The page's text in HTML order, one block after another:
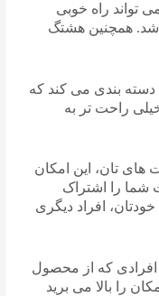
تواند راه خوبی
همچنین هشتگ
بندی می کند که
راحت تر به
های تان، این امکان
شما را اشتراک
افراد دیگری
افرادی که از محصول
را بالا می برید